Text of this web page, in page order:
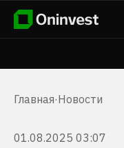
Главная·Новости
01.08.2025 03:07